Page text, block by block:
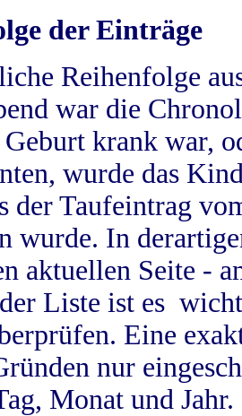
der Einträge
Reihenfolge
war die
Geburt krank war,
wurde das
der Taufeintrag
wurde. In
aktuellen Seite -
Liste ist es
Eine
nur
Monat und Jahr.